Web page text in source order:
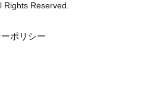
Rights Reserved.
ポリシー